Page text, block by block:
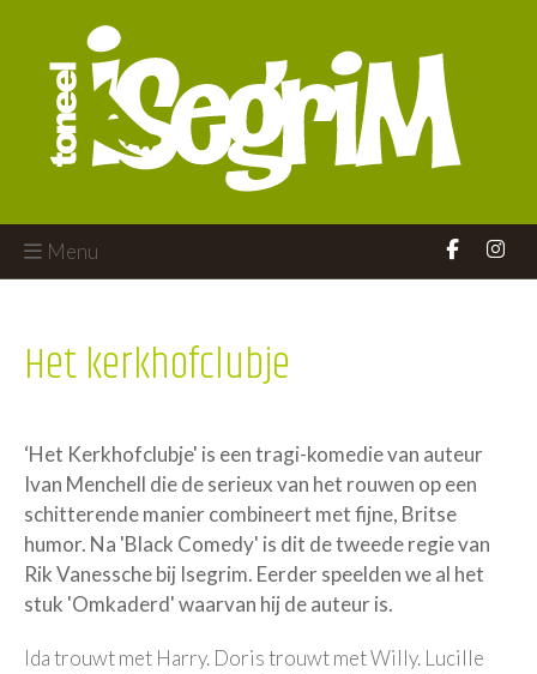
Menu
Het kerkhofclubje
‘Het Kerkhofclubje' is een tragi-komedie van auteur
Ivan Menchell die de serieux van het rouwen op een
schitterende manier combineert met fijne, Britse
humor. Na 'Black Comedy' is dit de tweede regie van
Rik Vanessche bij Isegrim. Eerder speelden we al het
stuk 'Omkaderd' waarvan hij de auteur is.
Ida trouwt met Harry. Doris trouwt met Willy. Lucille